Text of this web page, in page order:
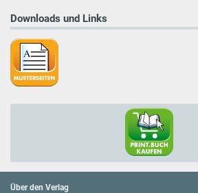
Downloads und Links
Über den Verlag